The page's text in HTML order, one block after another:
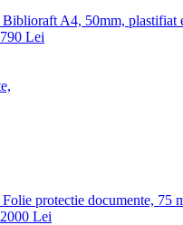
Biblioraft A4, 50mm, plastifiat
790 Lei
Folie protectie documente, 75
2000 Lei